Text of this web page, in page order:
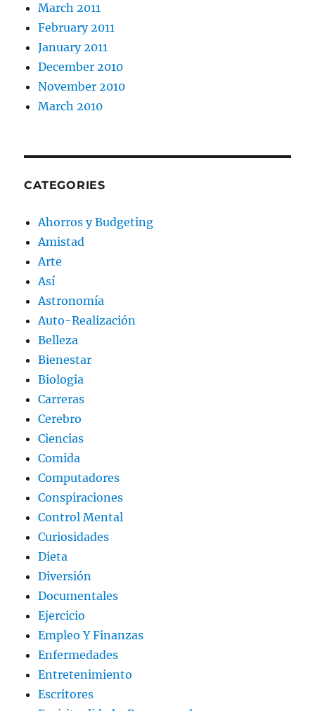
March 2011
February 2011
January 2011
December 2010
November 2010
March 2010
CATEGORIES
Ahorros y Budgeting
Amistad
Arte
Así
Astronomía
Auto-Realización
Belleza
Bienestar
Biologia
Carreras
Cerebro
Ciencias
Comida
Computadores
Conspiraciones
Control Mental
Curiosidades
Dieta
Diversión
Documentales
Ejercicio
Empleo Y Finanzas
Enfermedades
Entretenimiento
Escritores